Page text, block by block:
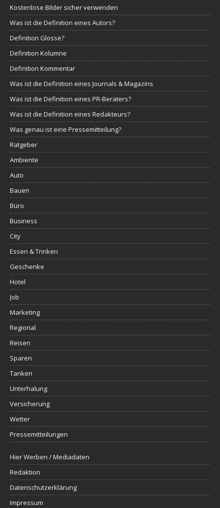
Kostenlose Bilder sicher verwenden
Was ist die Definition eines Autors?
Definition Glosse?
Definition Kolumne
Definition Kommentar
Was ist die Definition eines Journals & Magazins
Was ist die Definition eines PR-Beraters?
Was ist die Definition eines Redakteurs?
Was genau ist eine Pressemitteilung?
Ratgeber
Ambiente
Auto
Bauen
Büro
Business
City
Essen & Trinken
Geschenke
Hotel
Job
Marketing
Regional
Reisen
Sparen
Tanken
Unterhalung
Versicherung
Wetter
Pressemitteilungen
Hier Werben / Mediadaten
Redaktion
Datenschutzerklärung
Impressum